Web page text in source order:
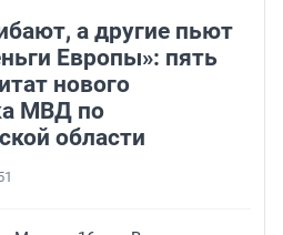
а другие пьют
Европы»: пять
нового
МВД по
области